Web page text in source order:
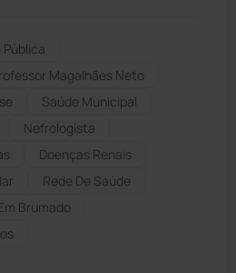
Pública
Magalhães Neto
Saúde Municipal
Nefrologista
Doenças Renais
Rede De Saúde
Brumado